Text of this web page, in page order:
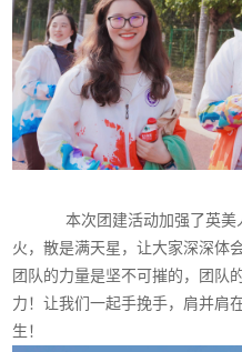
本次团建活动加强了英美
火，散是满天星，让大家深深体
团队的力量是坚不可摧的，团队
力！让我们一起手挽手，肩并肩
生！